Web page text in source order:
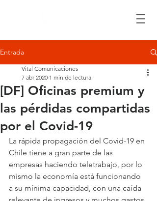
Entrada
[DF] Oficinas premium y
las pérdidas compartidas
por el Covid-19
Vital Comunicaciones
7 abr 2020 1 min de lectura
La rápida propagación del Covid-19 en
Chile tiene a gran parte de las
empresas haciendo teletrabajo, por lo
mismo la economía está funcionando
a su mínima capacidad, con una caída